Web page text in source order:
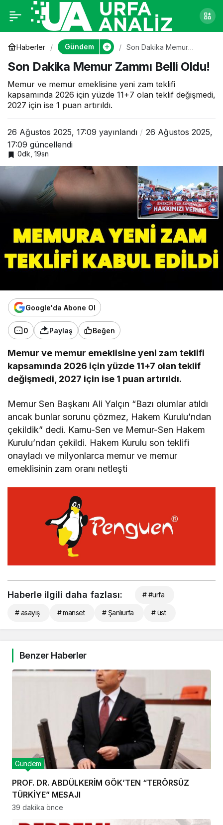
Haberler Gündem
Son Dakika Memur
Son Dakika Memur Zammı Belli Oldu!
Memur ve memur emeklisine yeni zam teklifi
kapsamında 2026 için yüzde 11+7 olan teklif değişmedi,
2027 için ise 1 puan artırıldı.
26 Ağustos 2025, 17:09 yayınlandı
26 Ağustos 2025,
17:09 güncellendi
0dk, 19sn
Google'da Abone Ol
0 Paylaş Beğen
Memur ve memur emeklisine yeni zam teklifi
kapsamında 2026 için yüzde 11+7 olan teklif
değişmedi, 2027 için ise 1 puan artırıldı.
Memur Sen Başkanı Ali Yalçın “Bazı olumlar atıldı
ancak bunlar sorunu çözmez, Hakem Kurulu’ndan
çekildik” dedi. Kamu-Sen ve Memur-Sen Hakem
Kurulu’ndan çekildi. Hakem Kurulu son teklifi
onayladı ve milyonlarca memur ve memur
emeklisinin zam oranı netleşti
Son Dakika Memur
Zammı Belli Oldu!
0
Haberle ilgili daha fazlası: # #urfa
# asayiş # manset # Şanlıurfa # üst
Benzer Haberler
PROF. DR. ABDÜLKERİM GÖK’TEN “TERÖRSÜZ
TÜRKİYE” MESAJI
Gündem
39 dakika önce